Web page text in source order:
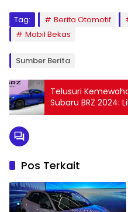
Tag: Berita Otomotif
Mobil Bekas
Sumber Berita
Telusuri
Subaru BRZ 2024:
Memukau!
Pos Terkait